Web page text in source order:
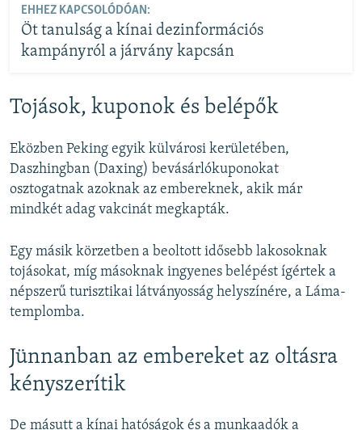
EHHEZ KAPCSOLÓDÓAN:
Öt tanulság a kínai dezinformációs
kampányról a járvány kapcsán
Tojások, kuponok és belépők
Eközben Peking egyik külvárosi kerületében,
Daszhingban (Daxing) bevásárlókuponokat
osztogatnak azoknak az embereknek, akik már
mindkét adag vakcinát megkapták.
Egy másik körzetben a beoltott idősebb lakosoknak
tojásokat, míg másoknak ingyenes belépést ígértek a
népszerű turisztikai látványosság helyszínére, a Láma-
templomba.
Jünnanban az embereket az oltásra
kényszerítik
De másutt a kínai hatóságok és a munkaadók a